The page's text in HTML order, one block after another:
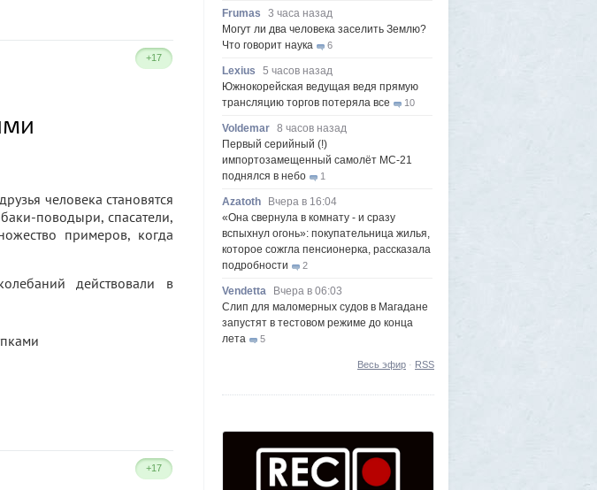
Frumas
3 часа назад
Могут ли два человека заселить Землю?
Что говорит наука
6
Lexius
5 часов назад
Южнокорейская ведущая ведя прямую
трансляцию торгов потеряла все
10
Voldemar 8 часов назад
Первый серийный (!)
импортозамещенный самолёт МС-21
поднялся в небо
1
Azatoth
Вчера в 16:04
«Она свернула в комнату - и сразу
вспыхнул огонь»: покупательница жилья,
которое сожгла пенсионерка, рассказала
подробности
2
Vendetta
Вчера в 06:03
Слип для маломерных судов в Магадане
запустят в тестовом режиме до конца
лета
5
5 августа 2026, 20:09
падение ракеты Илона Маска на
наблюдать своими глазами
Frumas 5 августа 2026, 20:06
Форма имеет значение: один капризный
клиент или как появились чипсы
Весь эфир · RSS
+17
человека становятся
поводыри, спасатели,
примеров, когда
действовали в
+17